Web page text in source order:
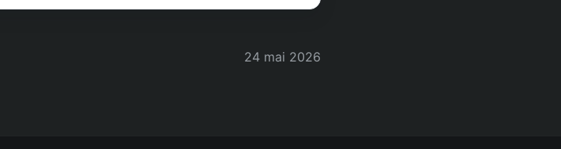
24 mai 2026